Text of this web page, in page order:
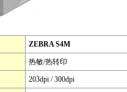
ZEBRA S4M
热敏/热转印
203dpi / 300dpi